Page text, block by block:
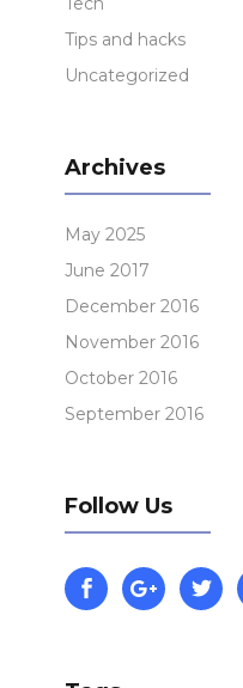
Tips and hacks
Uncategorized
Archives
May 2025
June 2017
December 2016
November 2016
October 2016
September 2016
Follow Us